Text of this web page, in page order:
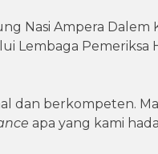
Nasi Ampera
Lembaga Pemeriksa
dan berkompeten.
apa yang kami